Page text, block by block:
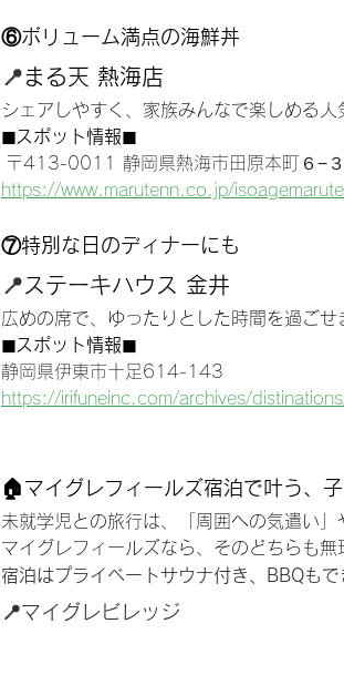
⑥ボリューム満点の海鮮丼
📍まる天 熱海店
シェアしやすく、家族みんなで楽しめる人
◼︎スポット情報◼︎
〒413-0011 静岡県熱海市田原本町６−３
https://www.marutenn.co.jp/
⑦特別な日のディナーにも
📍 ステーキハウス 金井
広めの席で、ゆったりとした時間を過ごせ
◼︎スポット情報◼︎
静岡県伊東市十足614-143
https://irifuneinc.com/archives/
🏠マイグレフィールズ宿泊で叶う、
未就学児との旅行は、「周囲への気遣い
マイグレフィールズなら、そのどちらも無
宿泊はプライベートサウナ付き、BBQも
📍​マイグレビレッジ